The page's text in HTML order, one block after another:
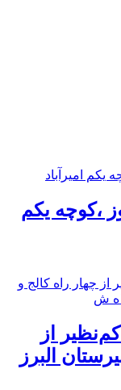
،کوچه یکم
از
البرز